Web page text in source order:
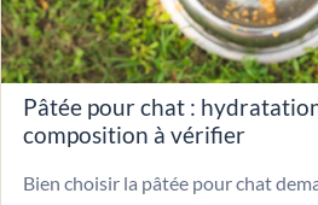
Pâtée pour chat :
composition à vérifier
Bien choisir la pâtée pour chat